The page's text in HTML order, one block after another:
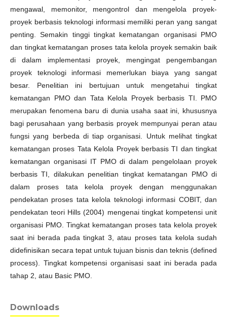
mengawal, memonitor, mengontrol dan mengelola proyek-
proyek berbasis teknologi informasi memiliki peran yang sangat
penting. Semakin tinggi tingkat kematangan organisasi PMO
dan tingkat kematangan proses tata kelola proyek semakin baik
di dalam implementasi proyek, mengingat pengembangan
proyek teknologi informasi memerlukan biaya yang sangat
besar. Penelitian ini bertujuan untuk mengetahui tingkat
kematangan PMO dan Tata Kelola Proyek berbasis TI. PMO
merupakan fenomena baru di dunia usaha saat ini, khususnya
bagi perusahaan yang berbasis proyek mempunyai peran atau
fungsi yang berbeda di tiap organisasi. Untuk melihat tingkat
kematangan proses Tata Kelola Proyek berbasis TI dan tingkat
kematangan organisasi IT PMO di dalam pengelolaan proyek
berbasis TI, dilakukan penelitian tingkat kematangan PMO di
dalam proses tata kelola proyek dengan menggunakan
pendekatan proses tata kelola teknologi informasi COBIT, dan
pendekatan teori Hills (2004) mengenai tingkat kompetensi unit
organisasi PMO. Tingkat kematangan proses tata kelola proyek
saat ini berada pada tingkat 3, atau proses tata kelola sudah
didefinisikan secara tepat untuk tujuan bisnis dan teknis (defined
process). Tingkat kompetensi organisasi saat ini berada pada
tahap 2, atau Basic PMO.
Downloads